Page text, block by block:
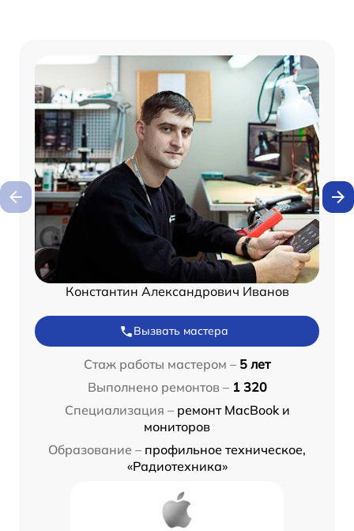
Константин Александрович Иванов
Вызвать мастера
Стаж работы мастером – 5 лет
Выполнено ремонтов – 1 320
Специализация – ремонт MacBook и
мониторов
Образование – профильное техническое,
«Радиотехника»